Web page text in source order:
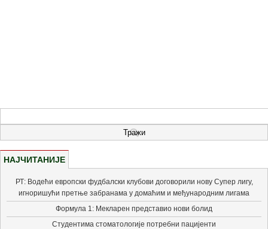
НАЈЧИТАНИЈЕ
РТ: Водећи европски фудбалски клубови договорили нову Супер лигу,
игноришући претње забранама у домаћим и међународним лигама
Формула 1: Мекларен представио нови болид
Студентима стоматологије потребни пацијенти